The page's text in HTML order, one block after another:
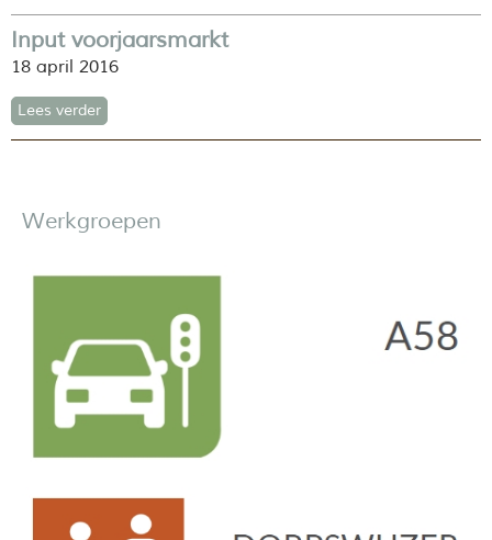
Input voorjaarsmarkt
18 april 2016
Lees verder
Werkgroepen